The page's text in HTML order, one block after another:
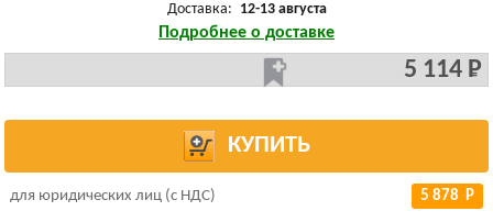
Доставка: 12-13 августа
Подробнее о доставке
5 114 Р
КУПИТЬ
для юридических лиц (с НДС) 5 878 Р